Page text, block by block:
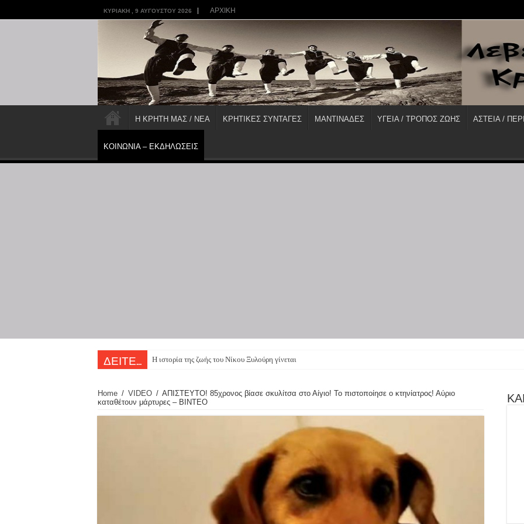
ΚΥΡΙΑΚΉ , 9 ΑΥΓΟΎΣΤΟΥ 2026 ΑΡΧΙΚΗ
Η ΚΡΗΤΗ ΜΑΣ / ΝΕΑ ΚΡΗΤΙΚΕΣ ΣΥΝΤΑΓΕΣ ΜΑΝΤΙΝΑΔΕΣ ΥΓΕΙΑ / ΤΡΟΠΟΣ ΖΩΗΣ ΑΣΤΕΙΑ /
ΚΟΙΝΩΝΙΑ – ΕΚΔΗΛΩΣΕΙΣ
ΔΕΙΤΕ... Η ιστορία της ζωής του Νίκου Ξυλούρη γίνεται θεατρική πα
Home / VIDEO / AΠΙΣΤΕΥΤΟ! 85χρονος βίασε σκυλίτσα στο Αίγιο! Το πιστοποίησε ο κτηνίατρος! Αύριο
καταθέτουν μάρτυρες – ΒΙΝΤΕΟ